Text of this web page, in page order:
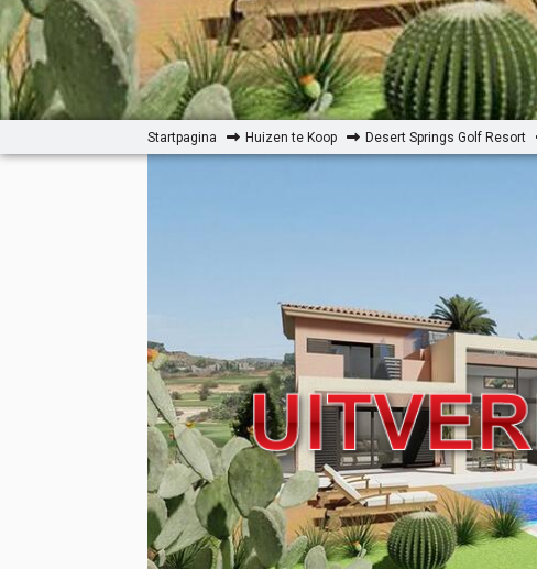
Startpagina Huizen te Koop Desert Springs Golf Resort